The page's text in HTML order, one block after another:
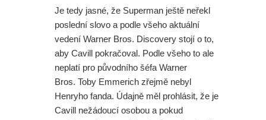
Je tedy jasné, že Superman ještě neřekl
poslední slovo a podle všeho aktuální
vedení Warner Bros. Discovery stojí o to,
aby Cavill pokračoval. Podle všeho to ale
neplatí pro původního šéfa Warner
Bros. Toby Emmerich zřejmě nebyl
Henryho fanda. Údajně měl prohlásit, že je
Cavill nežádoucí osobou a pokud